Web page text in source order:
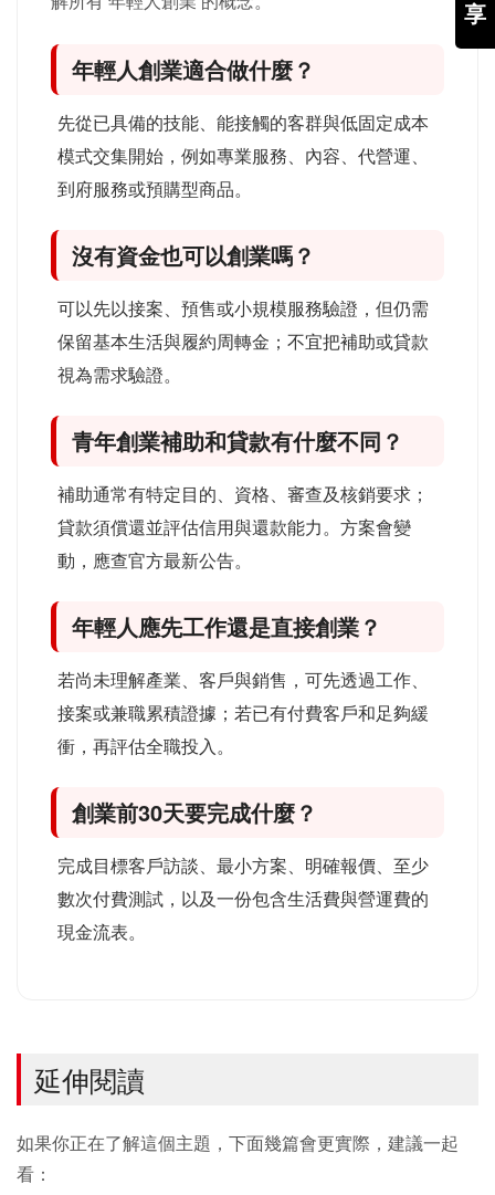
年輕人創業適合做什麼？
先從已具備的技能、能接觸的客群與低固定成本
模式交集開始，例如專業服務、內容、代營運、
到府服務或預購型商品。
沒有資金也可以創業嗎？
可以先以接案、預售或小規模服務驗證，但仍需
保留基本生活與履約周轉金；不宜把補助或貸款
視為需求驗證。
青年創業補助和貸款有什麼不同？
補助通常有特定目的、資格、審查及核銷要求；
貸款須償還並評估信用與還款能力。方案會變
動，應查官方最新公告。
年輕人應先工作還是直接創業？
若尚未理解產業、客戶與銷售，可先透過工作、
接案或兼職累積證據；若已有付費客戶和足夠緩
衝，再評估全職投入。
創業前30天要完成什麼？
完成目標客戶訪談、最小方案、明確報價、至少
數次付費測試，以及一份包含生活費與營運費的
現金流表。
延伸閱讀
如果你正在了解這個主題，下面幾篇會更實際，建議一起
看：
享